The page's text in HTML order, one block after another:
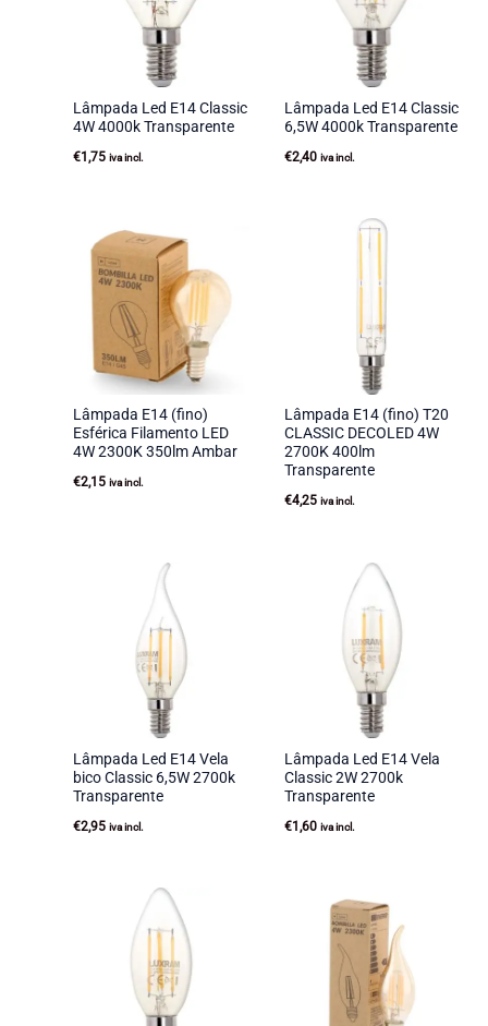
Lâmpada Led E14 Classic
4W 4000k Transparente
€1,75 iva incl.
Lâmpada Led E14 Classic
6,5W 4000k Transparente
€2,40 iva incl.
Lâmpada E14 (fino)
Esférica Filamento LED
4W 2300K 350lm Ambar
€2,15 iva incl.
Lâmpada E14 (fino) T20
CLASSIC DECOLED 4W
2700K 400lm
Transparente
€4,25 iva incl.
Lâmpada Led E14 Vela
bico Classic 6,5W 2700k
Transparente
€2,95 iva incl.
Lâmpada Led E14 Vela
Classic 2W 2700k
Transparente
€1,60 iva incl.